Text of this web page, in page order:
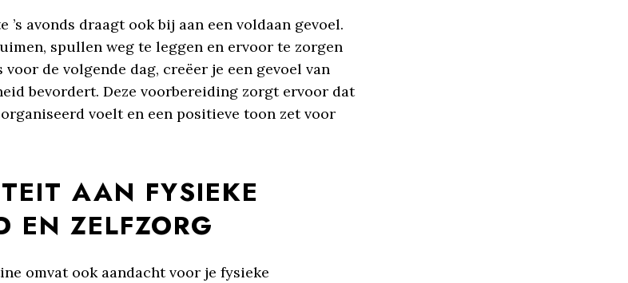
avonds draagt ​​ook bij aan een voldaan gevoel.
spullen weg te leggen en ervoor te zorgen
de volgende dag, creëer je een gevoel van
bevordert. Deze voorbereiding zorgt ervoor dat
voelt en een positieve toon zet voor
AAN FYSIEKE
EN ZELFZORG
omvat ook aandacht voor je fysieke